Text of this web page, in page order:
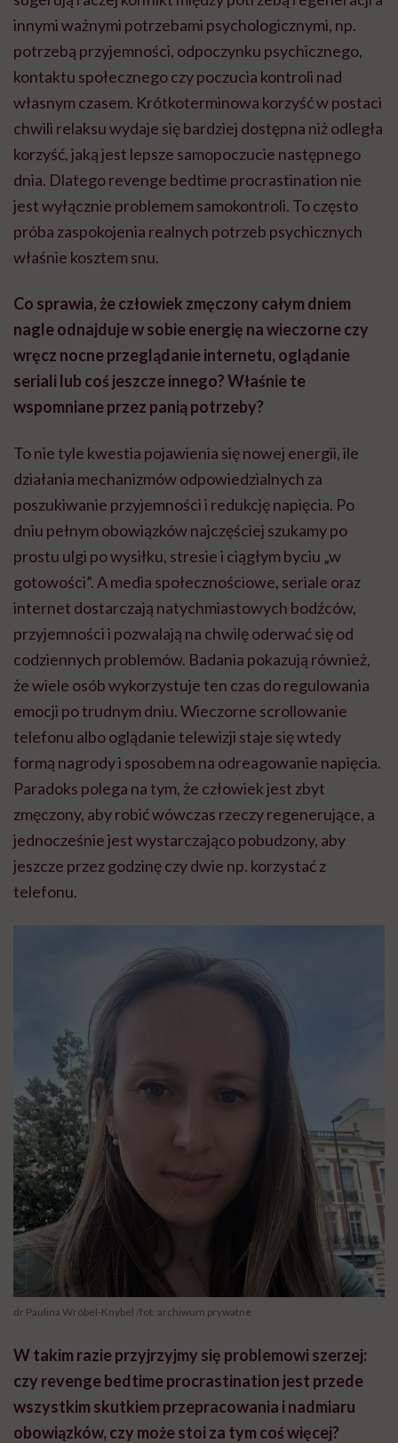
innymi ważnymi potrzebami psychologicznymi, np.
potrzebą przyjemności, odpoczynku psychicznego,
kontaktu społecznego czy poczucia kontroli nad
własnym czasem. Krótkoterminowa korzyść w postaci
chwili relaksu wydaje się bardziej dostępna niż odległa
korzyść, jaką jest lepsze samopoczucie następnego
dnia. Dlatego revenge bedtime procrastination nie
jest wyłącznie problemem samokontroli. To często
próba zaspokojenia realnych potrzeb psychicznych
właśnie kosztem snu.
Co sprawia, że człowiek zmęczony całym dniem
nagle odnajduje w sobie energię na wieczorne czy
wręcz nocne przeglądanie internetu, oglądanie
seriali lub coś jeszcze innego? Właśnie te
wspomniane przez panią potrzeby?
To nie tyle kwestia pojawienia się nowej energii, ile
działania mechanizmów odpowiedzialnych za
poszukiwanie przyjemności i redukcję napięcia. Po
dniu pełnym obowiązków najczęściej szukamy po
prostu ulgi po wysiłku, stresie i ciągłym byciu „w
gotowości”. A media społecznościowe, seriale oraz
internet dostarczają natychmiastowych bodźców,
przyjemności i pozwalają na chwilę oderwać się od
codziennych problemów. Badania pokazują również,
że wiele osób wykorzystuje ten czas do regulowania
emocji po trudnym dniu. Wieczorne scrollowanie
telefonu albo oglądanie telewizji staje się wtedy
formą nagrody i sposobem na odreagowanie napięcia.
Paradoks polega na tym, że człowiek jest zbyt
zmęczony, aby robić wówczas rzeczy regenerujące, a
jednocześnie jest wystarczająco pobudzony, aby
jeszcze przez godzinę czy dwie np. korzystać z
telefonu.
dr Paulina Wróbel-Knybel /fot. archiwum prywatne
W takim razie przyjrzyjmy się problemowi szerzej:
czy revenge bedtime procrastination jest przede
wszystkim skutkiem przepracowania i nadmiaru
obowiązków, czy może stoi za tym coś więcej?